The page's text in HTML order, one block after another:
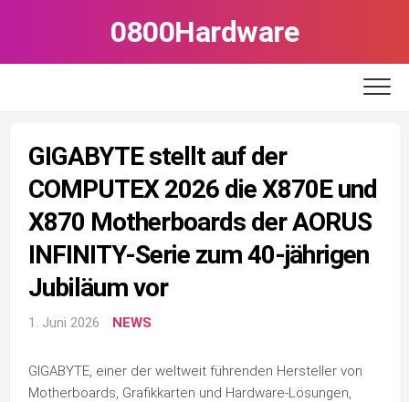
0800Hardware
GIGABYTE stellt auf der
COMPUTEX 2026 die X870E und
X870 Motherboards der AORUS
INFINITY-Serie zum 40-jährigen
Jubiläum vor
1. Juni 2026 NEWS
GIGABYTE, einer der weltweit führenden Hersteller von
Motherboards, Grafikkarten und Hardware-Lösungen,